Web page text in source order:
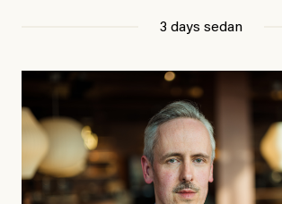
3 days sedan